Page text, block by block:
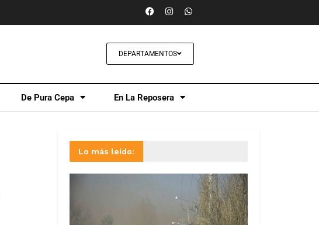
DEPARTAMENTOS
De Pura Cepa En La Reposera
Lo más leído: